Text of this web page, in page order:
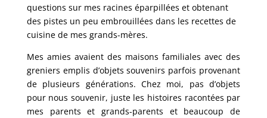
questions sur mes racines éparpillées et obtenant
des pistes un peu embrouillées dans les recettes de
cuisine de mes grands-mères.
Mes amies avaient des maisons familiales avec des
greniers emplis d’objets souvenirs parfois provenant
de plusieurs générations. Chez moi, pas d’objets
pour nous souvenir, juste les histoires racontées par
mes parents et grands-parents et beaucoup de